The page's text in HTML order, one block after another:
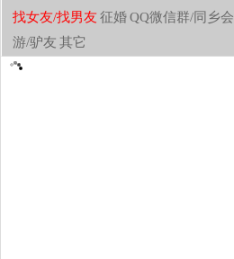
找女友/找男友 征婚QQ微信群/同乡会
游/驴友 其它